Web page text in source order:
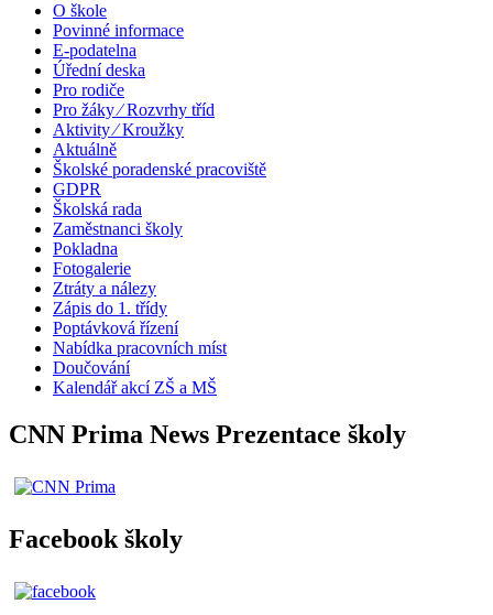
O škole
Povinné informace
E-podatelna
Úřední deska
Pro rodiče
Pro žáky ⁄ Rozvrhy tříd
Aktivity ⁄ Kroužky
Aktuálně
Školské poradenské pracoviště
GDPR
Školská rada
Zaměstnanci školy
Pokladna
Fotogalerie
Ztráty a nálezy
Zápis do 1. třídy
Poptávková řízení
Nabídka pracovních míst
Doučování
Kalendář akcí ZŠ a MŠ
CNN Prima News Prezentace školy
Facebook školy